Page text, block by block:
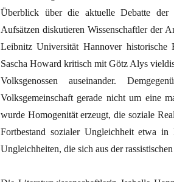
Überblick über die aktuelle Debatte der
Aufsätzen diskutieren Wissenschaftler der
Leibnitz Universität Hannover historische
Sascha Howard kritisch mit Götz Alys
Volksgenossen auseinander.
Volksgemeinschaft gerade nicht um eine
wurde Homogenität erzeugt, die soziale
Fortbestand sozialer Ungleichheit etwa
Ungleichheiten, die sich aus der